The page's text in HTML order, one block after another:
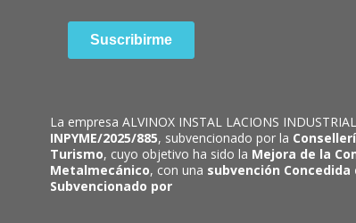
La empresa ALVINOX INSTAL LACIONS
INPYME/2025/885, subvencionado por la
Turismo, cuyo objetivo ha sido la Mejora de la
Metalmecánico, con una subvención Concedida
Subvencionado por